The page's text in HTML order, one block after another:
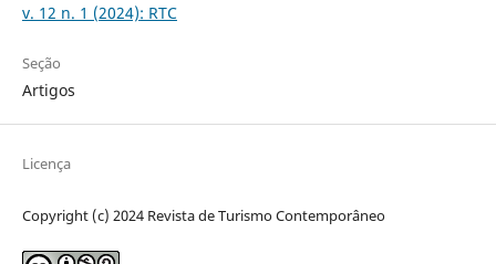
v. 12 n. 1 (2024): RTC
Seção
Artigos
Licença
Copyright (c) 2024 Revista de Turismo Contemporâneo